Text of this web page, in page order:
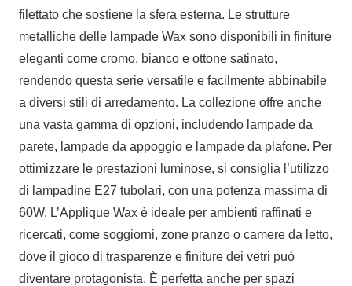
filettato che sostiene la sfera esterna. Le strutture
metalliche delle lampade Wax sono disponibili in finiture
eleganti come cromo, bianco e ottone satinato,
rendendo questa serie versatile e facilmente abbinabile
a diversi stili di arredamento. La collezione offre anche
una vasta gamma di opzioni, includendo lampade da
parete, lampade da appoggio e lampade da plafone. Per
ottimizzare le prestazioni luminose, si consiglia l’utilizzo
di lampadine E27 tubolari, con una potenza massima di
60W. L’Applique Wax è ideale per ambienti raffinati e
ricercati, come soggiorni, zone pranzo o camere da letto,
dove il gioco di trasparenze e finiture dei vetri può
diventare protagonista. È perfetta anche per spazi